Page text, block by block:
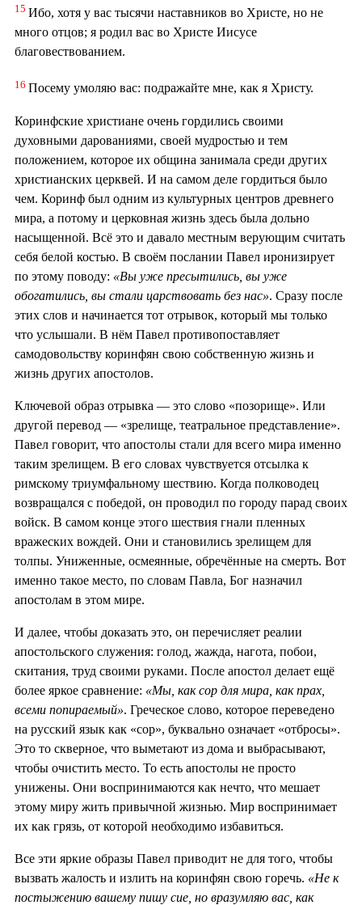
15 Ибо, хотя у вас тысячи наставников во Христе, но не
много отцов; я родил вас во Христе Иисусе
благовествованием.
16 Посему умоляю вас: подражайте мне, как я Христу.
Коринфские христиане очень гордились своими
духовными дарованиями, своей мудростью и тем
положением, которое их община занимала среди других
христианских церквей. И на самом деле гордиться было
чем. Коринф был одним из культурных центров древнего
мира, а потому и церковная жизнь здесь была дольно
насыщенной. Всё это и давало местным верующим считать
себя белой костью. В своём послании Павел иронизирует
по этому поводу: «Вы уже пресытились, вы уже
обогатились, вы стали царствовать без нас». Сразу после
этих слов и начинается тот отрывок, который мы только
что услышали. В нём Павел противопоставляет
самодовольству коринфян свою собственную жизнь и
жизнь других апостолов.
Ключевой образ отрывка — это слово «позорище». Или
другой перевод — «зрелище, театральное представление».
Павел говорит, что апостолы стали для всего мира именно
таким зрелищем. В его словах чувствуется отсылка к
римскому триумфальному шествию. Когда полководец
возвращался с победой, он проводил по городу парад своих
войск. В самом конце этого шествия гнали пленных
вражеских вождей. Они и становились зрелищем для
толпы. Униженные, осмеянные, обречённые на смерть. Вот
именно такое место, по словам Павла, Бог назначил
апостолам в этом мире.
И далее, чтобы доказать это, он перечисляет реалии
апостольского служения: голод, жажда, нагота, побои,
скитания, труд своими руками. После апостол делает ещё
более яркое сравнение: «Мы, как сор для мира, как прах,
всеми попираемый». Греческое слово, которое переведено
на русский язык как «сор», буквально означает «отбросы».
Это то скверное, что выметают из дома и выбрасывают,
чтобы очистить место. То есть апостолы не просто
унижены. Они воспринимаются как нечто, что мешает
этому миру жить привычной жизнью. Мир воспринимает
их как грязь, от которой необходимо избавиться.
Все эти яркие образы Павел приводит не для того, чтобы
вызвать жалость и излить на коринфян свою горечь. «Не к
постыжению вашему пишу сие, но вразумляю вас, как